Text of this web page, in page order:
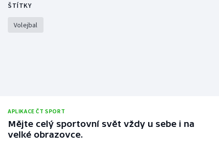
ŠTÍTKY
Volejbal
APLIKACE ČT SPORT
Mějte celý sportovní svět vždy u sebe i na
velké obrazovce.